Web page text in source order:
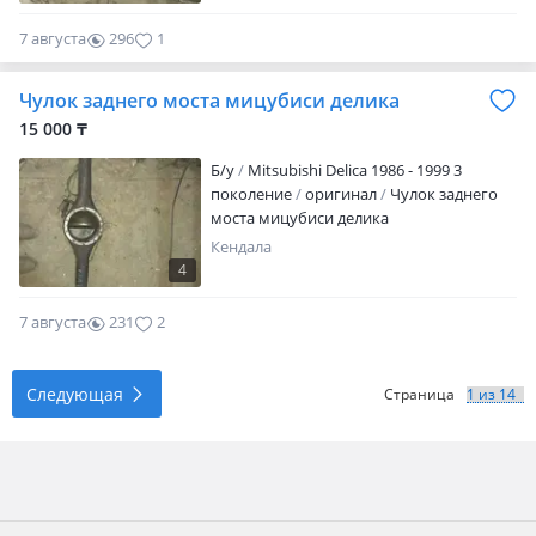
7 августа 296 1
Чулок заднего моста мицубиси делика
15 000 ₸
4
Б/y
Mitsubishi Delica 1986 - 1999 3
поколение
оригинал
Чулок заднего
моста мицубиси делика
Кендала
7 августа 231 2
Следующая Страница